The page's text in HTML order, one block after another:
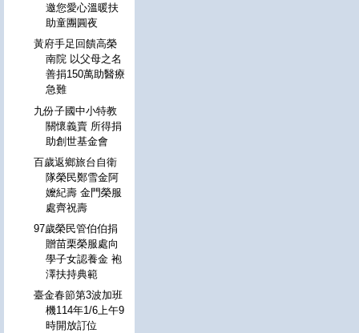
邀您愛心溫暖扶
助童團圓夜
黃府手足回饋高榮
南院 以父母之名
善捐150萬助醫療
急難
九份子國中小特教
關懷義賣 所得捐
助創世基金會
百歲返鄉旅台自衛
隊榮民鄭雪金阿
嬤紀壽 金門榮服
處齊祝壽
97歲榮民管伯伯捐
贈苗栗榮服處向
學子女認養金 袍
澤扶持典範
臺金春節第3波加班
機114年1/6上午9
時開放訂位